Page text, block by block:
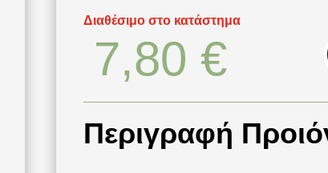
Διαθέσιμο στο κατάστημα
7,80€
Περιγραφή